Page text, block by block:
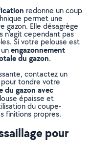
redonne un coup
permet une
gazon. Elle désagrège
n’agit cependant pas
Si votre pelouse est
engazonnement
du gazon.
contactez un
pour tondre votre
du gazon avec
épaisse et
du coupe-
finitions propres.
pour